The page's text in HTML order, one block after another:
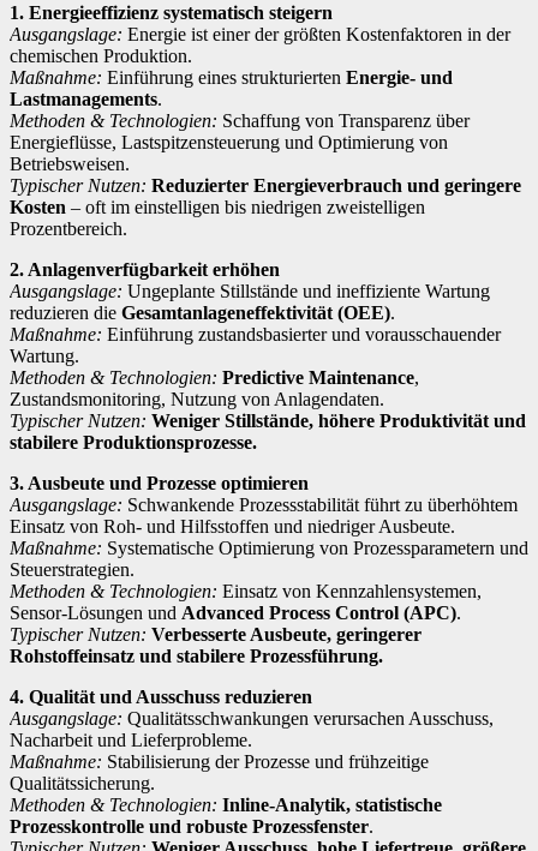
1. Energieeffizienz systematisch steigern
Ausgangslage: Energie ist einer der größten Kostenfaktoren in der
chemischen Produktion.
Maßnahme: Einführung eines strukturierten Energie- und
Lastmanagements.
Methoden & Technologien: Schaffung von Transparenz über
Energieflüsse, Lastspitzensteuerung und Optimierung von
Betriebsweisen.
Typischer Nutzen: Reduzierter Energieverbrauch und geringere
Kosten – oft im einstelligen bis niedrigen zweistelligen
Prozentbereich.
2. Anlagenverfügbarkeit erhöhen
Ausgangslage: Ungeplante Stillstände und ineffiziente Wartung
reduzieren die Gesamtanlageneffektivität (OEE).
Maßnahme: Einführung zustandsbasierter und vorausschauender
Wartung.
Methoden & Technologien: Predictive Maintenance,
Zustandsmonitoring, Nutzung von Anlagendaten.
Typischer Nutzen: Weniger Stillstände, höhere Produktivität und
stabilere Produktionsprozesse.
3. Ausbeute und Prozesse optimieren
Ausgangslage: Schwankende Prozessstabilität führt zu überhöhtem
Einsatz von Roh- und Hilfsstoffen und niedriger Ausbeute.
Maßnahme: Systematische Optimierung von Prozessparametern und
Steuerstrategien.
Methoden & Technologien: Einsatz von Kennzahlensystemen,
Sensor-Lösungen und Advanced Process Control (APC).
Typischer Nutzen: Verbesserte Ausbeute, geringerer
Rohstoffeinsatz und stabilere Prozessführung.
4. Qualität und Ausschuss reduzieren
Ausgangslage: Qualitätsschwankungen verursachen Ausschuss,
Nacharbeit und Lieferprobleme.
Maßnahme: Stabilisierung der Prozesse und frühzeitige
Qualitätssicherung.
Methoden & Technologien: Inline-Analytik, statistische
Prozesskontrolle und robuste Prozessfenster.